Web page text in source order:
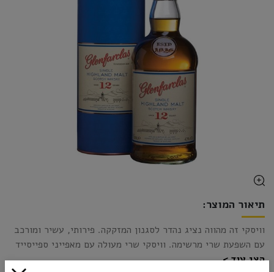
תיאור המוצר:
וויסקי זה מהווה נציג נהדר לסגנון המזקקה. פירותי, עשיר ומורכב
עם השפעת שרי מרשימה. וויסקי שרי מעולה עם מאפייני ספייסייד
מובהקים. מבוקבק ללא סינון בקור וללא תוספת קרמל.
הצג עוד